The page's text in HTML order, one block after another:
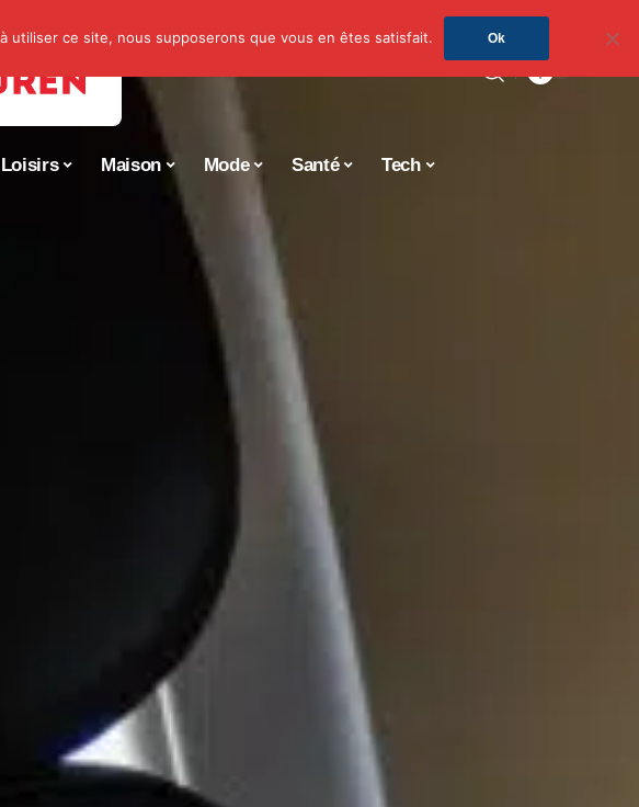
Loisirs Maison Mode Santé Tech
utiliser ce site, nous supposerons que vous en êtes satisfait. Ok